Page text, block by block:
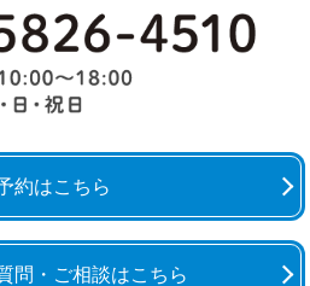
約はこちら
問・ご相談はこちら